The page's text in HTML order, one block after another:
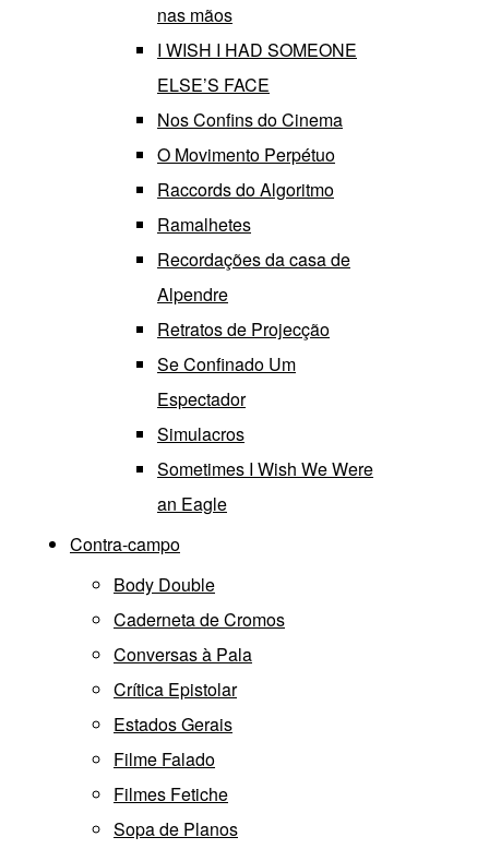
nas mãos
I WISH I HAD SOMEONE
ELSE’S FACE
Nos Confins do Cinema
O Movimento Perpétuo
Raccords do Algoritmo
Ramalhetes
Recordações da casa de
Alpendre
Retratos de Projecção
Se Confinado Um
Espectador
Simulacros
Sometimes I Wish We Were
an Eagle
Contra-campo
Body Double
Caderneta de Cromos
Conversas à Pala
Crítica Epistolar
Estados Gerais
Filme Falado
Filmes Fetiche
Sopa de Planos